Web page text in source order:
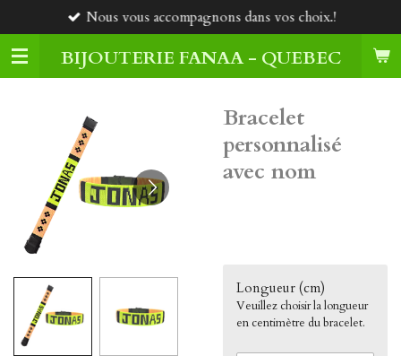
au
contenu
principal
BIJOUTERIE FANAA - QUEBEC
Nous vous accompagnons dans vos choix.!
Bracelet
personnalisé
avec nom
Longueur (cm)
Veuillez choisir la longueur
en centimètre du bracelet.